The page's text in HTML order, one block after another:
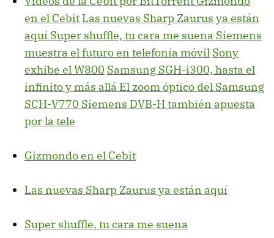
en el Cebit Las nuevas Sharp Zaurus ya están
aquí Super shuffle, tu cara me suena Siemens
muestra el futuro en telefonía móvil Sony
exhibe el W800 Samsung SGH-i300, hasta el
infinito y más allá El zoom óptico del Samsung
SCH-V770 Siemens DVB-H también apuesta
por la tele
Gizmondo en el Cebit
Las nuevas Sharp Zaurus ya están aquí
Super shuffle, tu cara me suena